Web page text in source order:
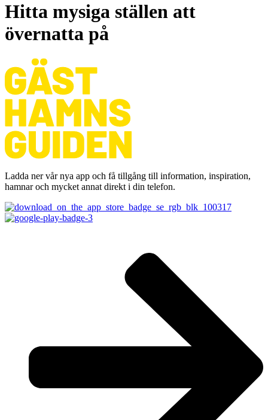
Hitta mysiga ställen att
övernatta på
Ladda ner vår nya app och få tillgång till information, inspiration,
hamnar och mycket annat direkt i din telefon.